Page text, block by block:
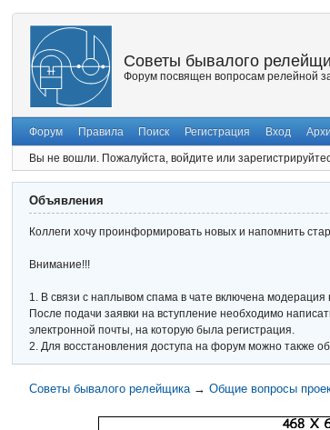
Советы бывалого
Форум посвящен вопросам релейной
Форум Правила Поиск Регистрация Вход
Вы не вошли. Пожалуйста, войдите или
Объявления
Коллеги хочу проинформировать новых и напомнить
Внимание!!!
1. В связи с наплывом спама в чате включена модерация
После подачи заявки на вступление необходимо
электронной почты, на которую была регистрация.
2. Для восстановления доступа на форум можно также
Советы бывалого релейщика → Общие вопросы